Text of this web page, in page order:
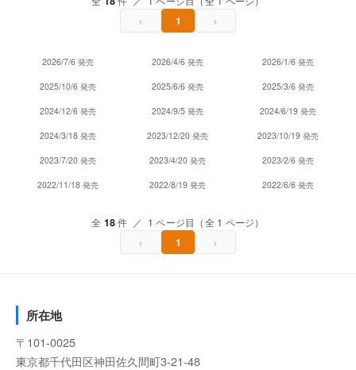
‹ 1 ›
2026/7/6 発売 2026/4/6 発売 2026/1/6 発売
2025/10/6 発売 2025/6/6 発売 2025/3/6 発売
2024/12/6 発売 2024/9/5 発売 2024/6/19 発売
2024/3/18 発売 2023/12/20 発売 2023/10/19 発売
2023/7/20 発売 2023/4/20 発売 2023/2/6 発売
2022/11/18 発売 2022/8/19 発売 2022/6/6 発売
全 18件 ／ 1 ページ目（全 1 ページ）
‹ 1 ›
所在地
〒101-0025
東京都千代田区神田佐久間町3-21-48